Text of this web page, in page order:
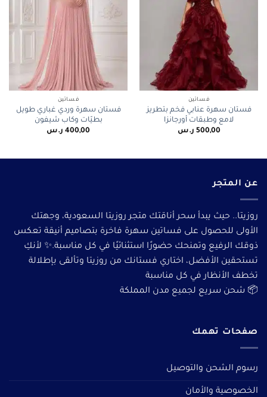
فساتين
فستان سهرة عنابي فخم بتطريز
لامع وطبقات أورجانزا
500,00 ر.س
فساتين
فستان سهرة وردي غباري طويل
بطيّات وكاب شيفون
400,00 ر.س
عن المتجر
روزيتا.. حيث يبدأ سحر أناقتك متجر روزيتا السعودية، وجهتك
الأولى للحصول على فساتين سهرة فاخرة بتصاميم أنيقة تعكس
ذوقك الرفيع وتمنحك حضورًا استثنائيًا في كل مناسبة.✨ لأنكِ
تستحقين الأفضل، اختاري فستانك من روزيتا وتألقى بإطلالة
تخطف الأنظار في كل مناسبة
📦 شحن سريع لجميع مدن المملكة
صفحات تهمك
رسوم الشحن والتوصيل
الخصوصية والأمان